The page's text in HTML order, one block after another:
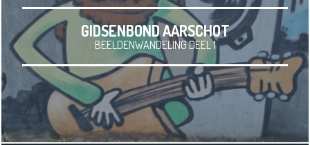
GIDSENBOND AARSCHOT
BEELDENWANDELING DEEL 1